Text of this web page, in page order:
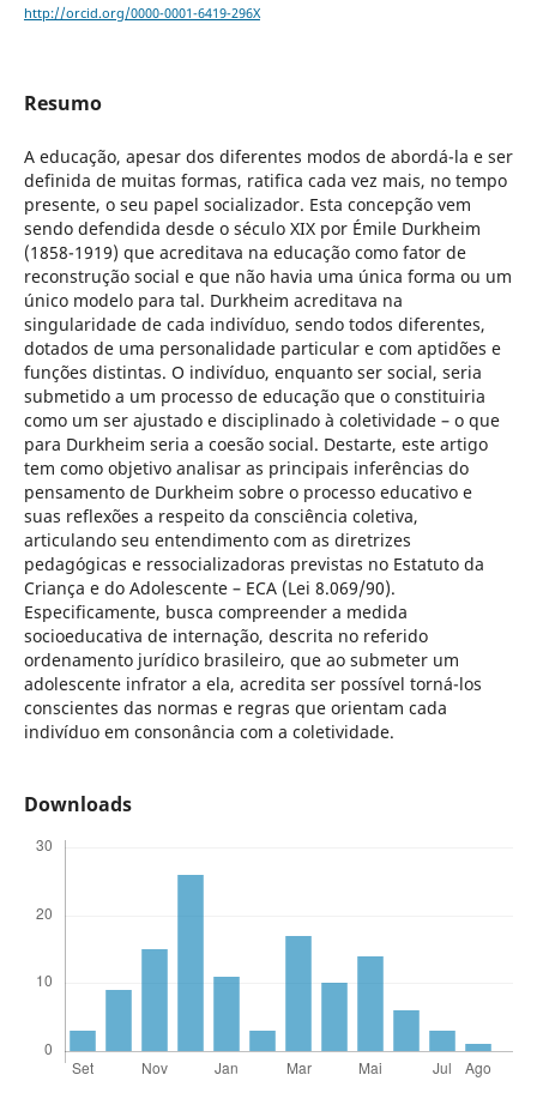
http://orcid.org/0000-0001-6419-296X
Resumo
A educação, apesar dos diferentes modos de abordá-la e ser
definida de muitas formas, ratifica cada vez mais, no tempo
presente, o seu papel socializador. Esta concepção vem
sendo defendida desde o século XIX por Émile Durkheim
(1858-1919) que acreditava na educação como fator de
reconstrução social e que não havia uma única forma ou um
único modelo para tal. Durkheim acreditava na
singularidade de cada indivíduo, sendo todos diferentes,
dotados de uma personalidade particular e com aptidões e
funções distintas. O indivíduo, enquanto ser social, seria
submetido a um processo de educação que o constituiria
como um ser ajustado e disciplinado à coletividade – o que
para Durkheim seria a coesão social. Destarte, este artigo
tem como objetivo analisar as principais inferências do
pensamento de Durkheim sobre o processo educativo e
suas reflexões a respeito da consciência coletiva,
articulando seu entendimento com as diretrizes
pedagógicas e ressocializadoras previstas no Estatuto da
Criança e do Adolescente – ECA (Lei 8.069/90).
Especificamente, busca compreender a medida
socioeducativa de internação, descrita no referido
ordenamento jurídico brasileiro, que ao submeter um
adolescente infrator a ela, acredita ser possível torná-los
conscientes das normas e regras que orientam cada
indivíduo em consonância com a coletividade.
Downloads